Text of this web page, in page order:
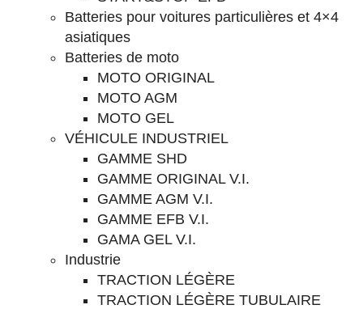
Batteries pour voitures particulières et 4×4
asiatiques
Batteries de moto
MOTO ORIGINAL
MOTO AGM
MOTO GEL
VÉHICULE INDUSTRIEL
GAMME SHD
GAMME ORIGINAL V.I.
GAMME AGM V.I.
GAMME EFB V.I.
GAMA GEL V.I.
Industrie
TRACTION LÉGÈRE
TRACTION LÉGÈRE TUBULAIRE